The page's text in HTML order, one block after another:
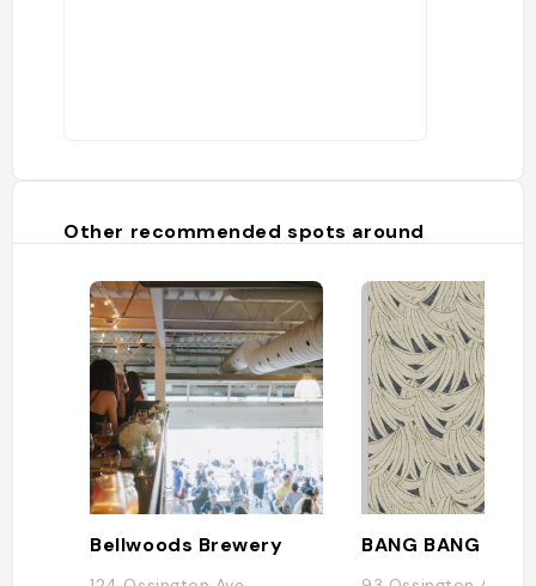
Other recommended spots around
Bellwoods Brewery BANG BANG ICE